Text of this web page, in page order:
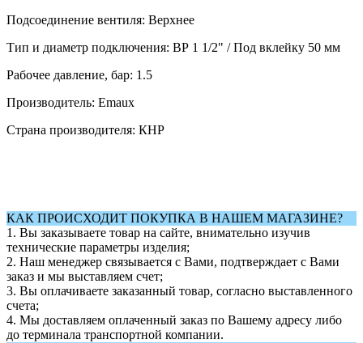
Подсоединение вентиля: Верхнее
Тип и диаметр подключения: ВР 1 1/2" / Под вклейку 50 мм
Рабочее давление, бар: 1.5
Производитель: Emaux
Страна производителя: КНР
КАК ПРОИСХОДИТ ПОКУПКА В НАШЕМ МАГАЗИНЕ?
1. Вы заказываете товар на сайте, внимательно изучив
технические параметры изделия;
2. Наш менеджер связывается с Вами, подтверждает с Вами
заказ и мы выставляем счет;
3. Вы оплачиваете заказанный товар, согласно выставленного
счета;
4. Мы доставляем оплаченный заказ по Вашему адресу либо
до терминала транспортной компании.